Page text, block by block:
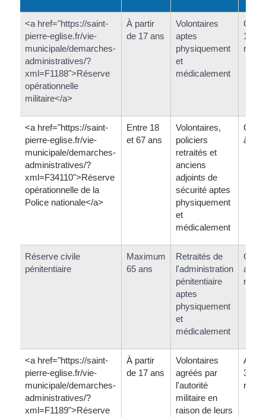
<a href="https://saint-
pierre-eglise.fr/vie-
municipale/demarches-
administratives/?
xml=F1188">Réserve
opérationnelle
militaire</a>
À partir
de 17 ans
Volontaires
aptes
physiquement
et
médicalement
1 et
<a href="https://saint-
pierre-eglise.fr/vie-
municipale/demarches-
administratives/?
xml=F34110">Réserve
opérationnelle de la
Police nationale</a>
Entre 18
et 67 ans
Volontaires,
policiers
retraités et
anciens
adjoints de
sécurité aptes
physiquement
et
médicalement
à 5
Réserve civile
pénitentiaire
Maximum
65 ans
Retraités de
l'administration
pénitentiaire
aptes
physiquement
et
médicalement
an
<a href="https://saint-
pierre-eglise.fr/vie-
municipale/demarches-
administratives/?
xml=F1189">Réserve
À partir
de 17 ans
Volontaires
agréés par
l'autorité
militaire en
raison de leurs
3 ans